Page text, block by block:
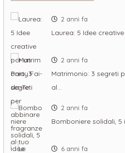
2 anni fa
Laurea: 5 Idee
2 anni fa
Matrimonio: 3 segreti
al…
2 anni fa
Bomboniere solidali,
6 anni fa